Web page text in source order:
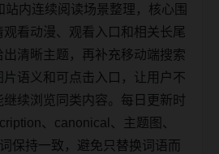
站内连续阅读场景整理，核心围
看动漫、观看入口和相关长尾
清晰主题，再补充移动端搜索
片语义和可点击入口，让用户不
继续浏览同类内容。每日更新时
、canonical、主题图、
保持一致，避免只替换词语而